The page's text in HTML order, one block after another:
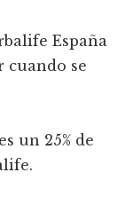
España
cuando se
un 25% de